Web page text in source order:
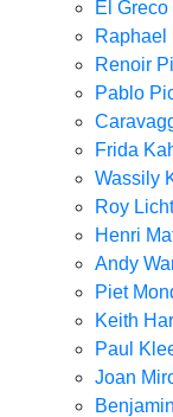
El
Raphael
Renoir
Pablo
Frida
Wassily
Roy
Henri
Andy
Piet
Keith
Paul
Joan